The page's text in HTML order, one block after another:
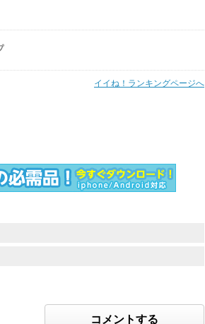
イイね！ランキングページへ
コメントする